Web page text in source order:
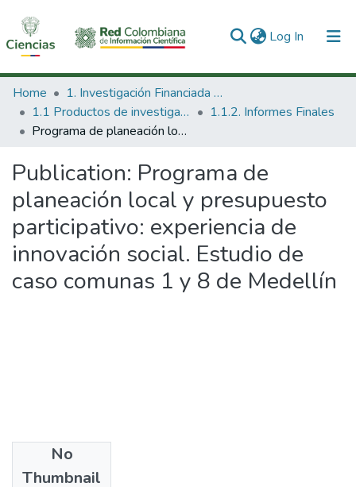
Log In (current)
Communities & Collections
All of DSpace
Home
1. Investigación Financiada con Recursos Públicos
1.1 Productos de investigación
1.1.2. Informes Finales
Programa de planeación local y presupuesto participativo: experiencia de innovación social. Estudio de caso comunas 1 y 8 de Medellín
Publication: Programa de
planeación local y presupuesto
participativo: experiencia de
innovación social. Estudio de
caso comunas 1 y 8 de Medellín
No
Thumbnail